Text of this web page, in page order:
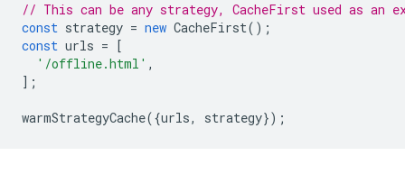
// This can be any strategy, CacheFirst used as an
const strategy = new CacheFirst();
const urls = [
'/offline.html' ,
];
warmStrategyCache({urls, strategy});